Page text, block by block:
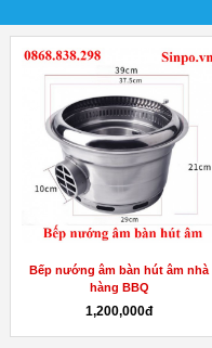
Bếp nướng âm bàn hút âm nhà
hàng BBQ
1,200,000đ